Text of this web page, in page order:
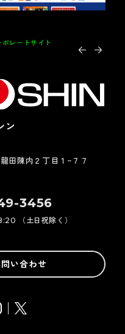
カード類･POP 家具
ン
田陳内２丁目１−７７
3456
（土日祝除く）
い合わせ